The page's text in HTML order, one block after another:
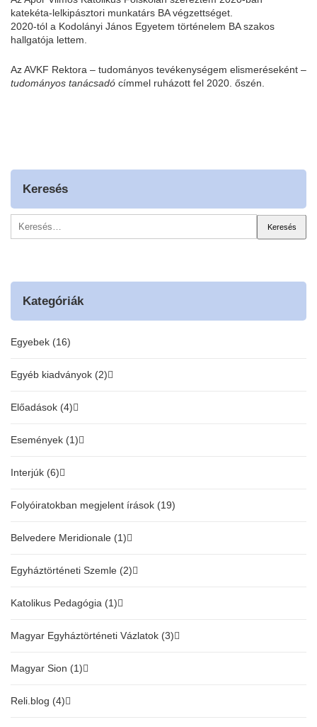
katekéta-lelkipásztori munkatárs BA végzettséget.
2020-tól a Kodolányi János Egyetem történelem BA szakos
hallgatója lettem.
Az AVKF Rektora – tudományos tevékenységem elismeréseként –
tudományos tanácsadó címmel ruházott fel 2020. őszén.
Keresés
Kategóriák
Egyebek (16)
Egyéb kiadványok (2)
Előadások (4)
Események (1)
Interjúk (6)
Folyóiratokban megjelent írások (19)
Belvedere Meridionale (1)
Egyháztörténeti Szemle (2)
Katolikus Pedagógia (1)
Magyar Egyháztörténeti Vázlatok (3)
Magyar Sion (1)
Reli.blog (4)